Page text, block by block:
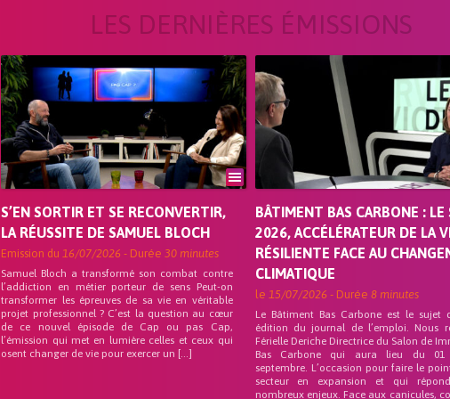
LES DERNIÈRES ÉMISSIONS
S’EN SORTIR ET SE RECONVERTIR,
LA RÉUSSITE DE SAMUEL BLOCH
Emission du16/07/2026 - Durée30 minutes
Samuel Bloch a transformé son combat contre
l’addiction en métier porteur de sens Peut-on
transformer les épreuves de sa vie en véritable
projet professionnel ? C’est la question au cœur
de ce nouvel épisode de Cap ou pas Cap,
l’émission qui met en lumière celles et ceux qui
osent changer de vie pour exercer un […]
BÂTIMENT BAS CARBONE : LE
2026, ACCÉLÉRATEUR DE LA
RÉSILIENTE FACE AU
CLIMATIQUE
le 15/07/2026 - Durée 8 minutes
Le Bâtiment Bas Carbone est le sujet
édition du journal de l’emploi. Nous
Férielle Deriche Directrice du Salon de
Bas Carbone qui aura lieu du
septembre. L’occasion pour faire le
secteur en expansion et qui
nombreux enjeux. Face aux canicules,